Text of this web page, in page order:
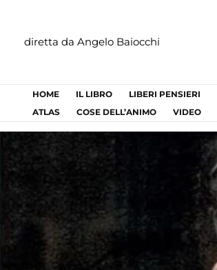
contenuto
diretta da Angelo Baiocchi
HOME IL LIBRO LIBERI PENSIERI
ATLAS
COSE DELL’ANIMO VIDEO